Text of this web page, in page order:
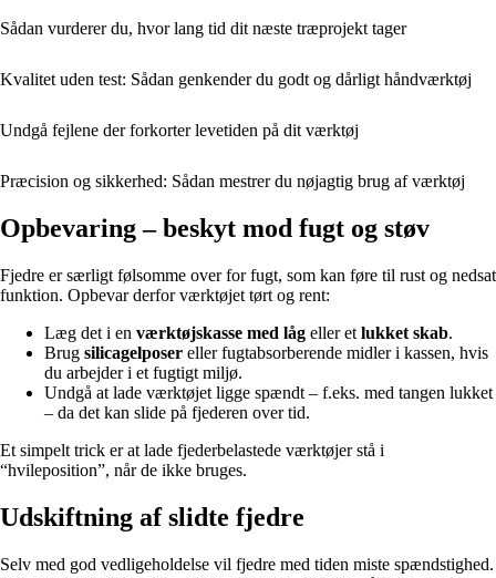
Sådan vurderer du, hvor lang tid dit næste træprojekt tager
Kvalitet uden test: Sådan genkender du godt og dårligt håndværktøj
Undgå fejlene der forkorter levetiden på dit værktøj
Præcision og sikkerhed: Sådan mestrer du nøjagtig brug af værktøj
Opbevaring – beskyt mod fugt og støv
Fjedre er særligt følsomme over for fugt, som kan føre til rust og nedsat
funktion. Opbevar derfor værktøjet tørt og rent:
Læg det i en værktøjskasse med låg eller et lukket skab.
Brug silicagelposer eller fugtabsorberende midler i kassen, hvis
du arbejder i et fugtigt miljø.
Undgå at lade værktøjet ligge spændt – f.eks. med tangen lukket
– da det kan slide på fjederen over tid.
Et simpelt trick er at lade fjederbelastede værktøjer stå i
“hvileposition”, når de ikke bruges.
Udskiftning af slidte fjedre
Selv med god vedligeholdelse vil fjedre med tiden miste spændstighed.